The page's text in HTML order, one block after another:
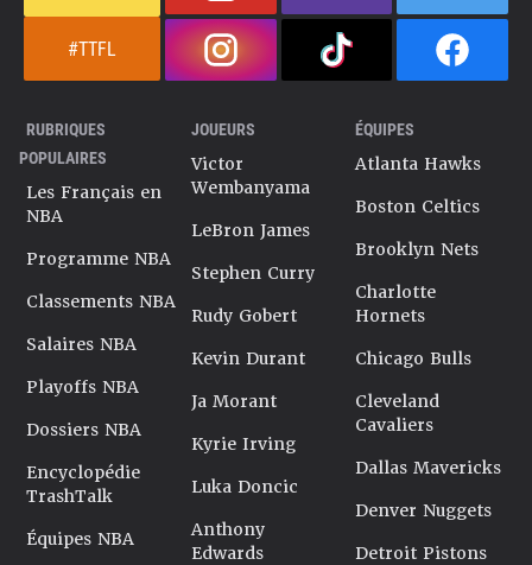
#TTFL
RUBRIQUES
POPULAIRES
Les Français en
NBA
Programme NBA
Classements NBA
Salaires NBA
Playoffs NBA
Dossiers NBA
Encyclopédie
TrashTalk
Équipes NBA
JOUEURS
Victor
Wembanyama
LeBron James
Stephen Curry
Rudy Gobert
Kevin Durant
Ja Morant
Kyrie Irving
Luka Doncic
Anthony
Edwards
ÉQUIPES
Atlanta Hawks
Boston Celtics
Brooklyn Nets
Charlotte
Hornets
Chicago Bulls
Cleveland
Cavaliers
Dallas Mavericks
Denver Nuggets
Detroit Pistons